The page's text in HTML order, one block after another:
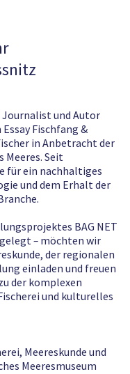
und Autor
Fischfang &
in Anbetracht der
Meeres. Seit
für ein nachhaltiges
und dem Erhalt der
BAG NET
gelegt– möchten wir
der regionalen
einladen und freuen
der komplexen
und kulturelles
Meereskunde und
Meeresmuseum